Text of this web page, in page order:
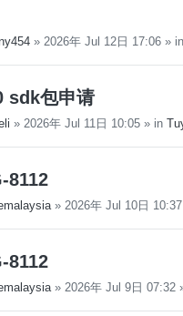
» 2026年 Jul 12日 17:06 » in
sdk包申请
» 2026年 Jul 11日 10:05 » in
8112
» 2026年 Jul 10日 10:37
8112
» 2026年 Jul 9日 07:32